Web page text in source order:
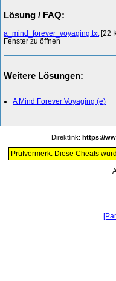
Lösung / FAQ:
a_mind_forever_voyaging.txt[22
Fenster zu öffnen
Weitere Lösungen:
A Mind Forever Voyaging (e)
Direktlink: https://
Prüfvermerk: Diese Cheats